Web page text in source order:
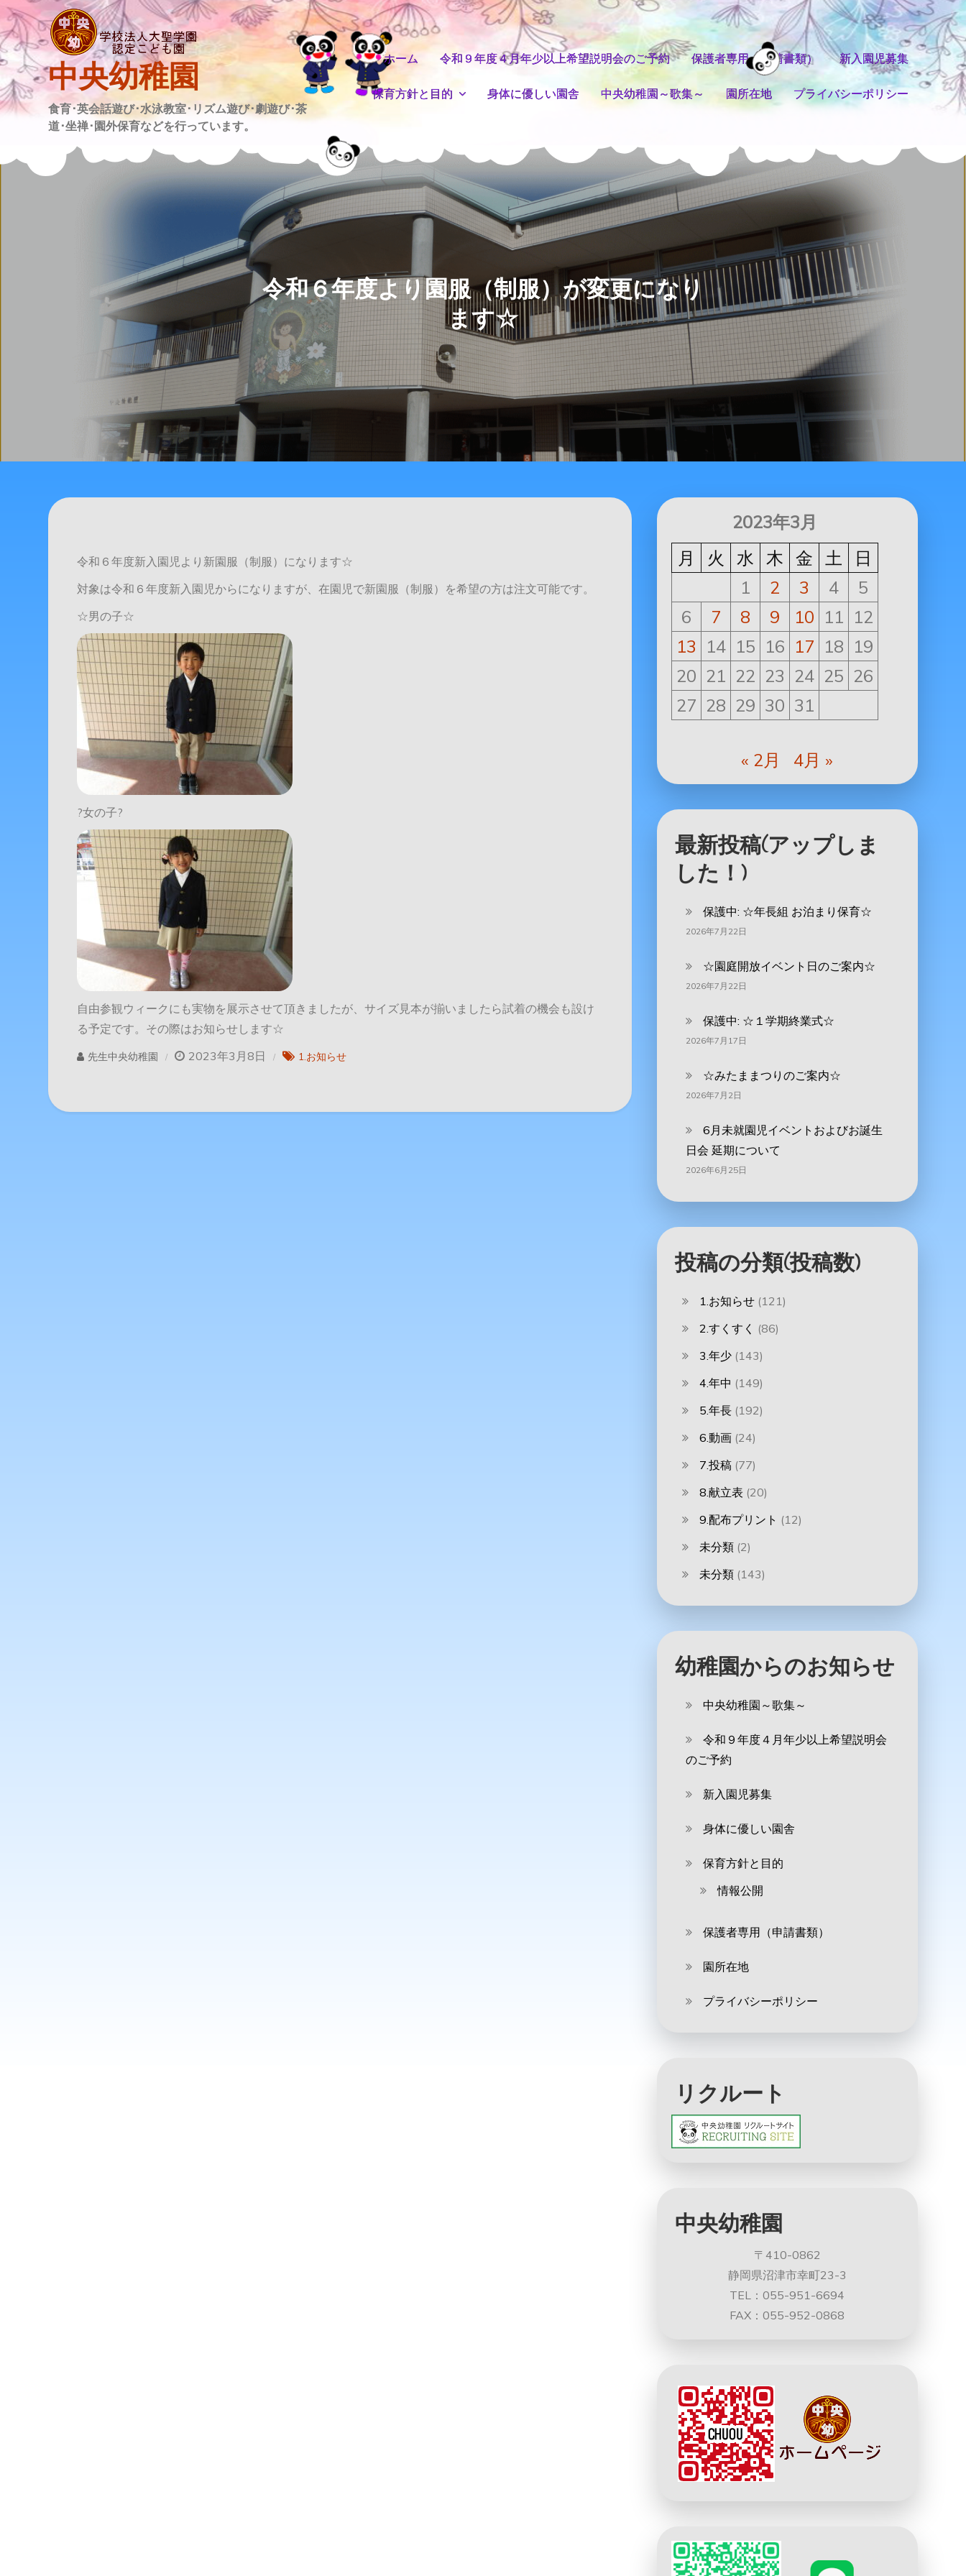
Skip
to
content
中央幼稚園
食育･英会話遊び･水泳教室･リズム遊び･劇遊び･茶
道･坐禅･園外保育などを行っています。
ホーム 令和９年度４月年少以上希望説明会のご予約 保護者専用（申請書類） 新入園児募集
保育方針と目的 身体に優しい園舎 中央幼稚園～歌集～ 園所在地 プライバシーポリシー
令和６年度より園服（制服）が変更になり
ます☆
令和６年度新入園児より新園服（制服）になります☆
対象は令和６年度新入園児からになりますが、在園児で新園服（制服）を希望の方は注文可能です。
☆男の子☆
?女の子?
自由参観ウィークにも実物を展示させて頂きましたが、サイズ見本が揃いましたら試着の機会も設け
る予定です。その際はお知らせします☆
先生中央幼稚園 2023年3月8日 1.お知らせ
2023年3月
月
火 水 木 金 土
日
1
2 3 4
5
6
7 8 9 10 11 12
13 14 15 16 17 18 19
20 21 22 23 24 25 26
27 28 29 30 31
« 2月 4月 »
最新投稿(アップしま
した！)
保護中: ‪☆年長組 お泊まり保育☆
2026年7月22日
☆園庭開放イベント日のご案内☆
2026年7月22日
保護中: ☆１学期終業式☆
2026年7月17日
☆みたままつりのご案内☆
2026年7月2日
6月未就園児イベントおよびお誕生
日会 延期について
2026年6月25日
投稿の分類(投稿数)
1.お知らせ(121)
2.すくすく (86)
3.年少(143)
4.年中 (149)
5.年長(192)
6.動画(24)
7.投稿(77)
8.献立表 (20)
9.配布プリント (12)
未分類(2)
未分類(143)
幼稚園からのお知らせ
中央幼稚園～歌集～
令和９年度４月年少以上希望説明会
のご予約
新入園児募集
身体に優しい園舎
保育方針と目的
情報公開
保護者専用（申請書類）
園所在地
プライバシーポリシー
リクルート
中央幼稚園
〒410-0862
静岡県沼津市幸町23-3
TEL：055-951-6694
FAX：055-952-0868